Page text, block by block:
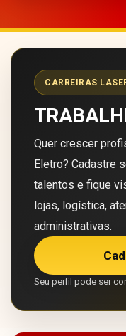
CARREIRAS
Quer crescer
Eletro? Cadastre
talentos e fique
lojas, logística,
administrativas.
Seu perfil pode ser